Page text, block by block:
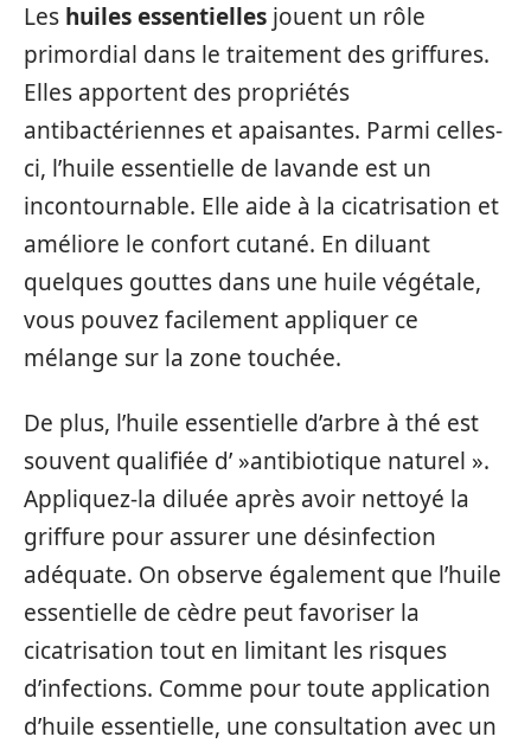
Les huiles essentielles jouent un rôle
primordial dans le traitement des griffures.
Elles apportent des propriétés
antibactériennes et apaisantes. Parmi celles-
ci, l’huile essentielle de lavande est un
incontournable. Elle aide à la cicatrisation et
améliore le confort cutané. En diluant
quelques gouttes dans une huile végétale,
vous pouvez facilement appliquer ce
mélange sur la zone touchée.
De plus, l’huile essentielle d’arbre à thé est
souvent qualifiée d’ »antibiotique naturel ».
Appliquez-la diluée après avoir nettoyé la
griffure pour assurer une désinfection
adéquate. On observe également que l’huile
essentielle de cèdre peut favoriser la
cicatrisation tout en limitant les risques
d’infections. Comme pour toute application
d’huile essentielle, une consultation avec un